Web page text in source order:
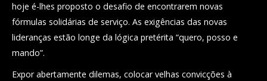
hoje é-lhes proposto o desafio de encontrarem novas
fórmulas solidárias de serviço. As exigências das novas
lideranças estão longe da lógica pretérita “quero, posso e
mando”.
Expor abertamente dilemas, colocar velhas convicções à